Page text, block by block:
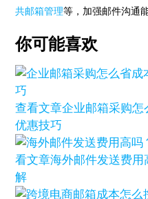
共邮箱管理等，加强邮件沟通
你可能喜欢
查看文章企业邮箱采购
优惠技巧
看文章海外邮件发送费
解